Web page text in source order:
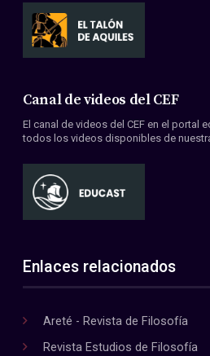
Canal de videos del CEF
El canal de videos del CEF en el portal
todos los videos disponibles de
Enlaces relacionados
Areté - Revista de Filosofía
Revista Estudios de Filosofía